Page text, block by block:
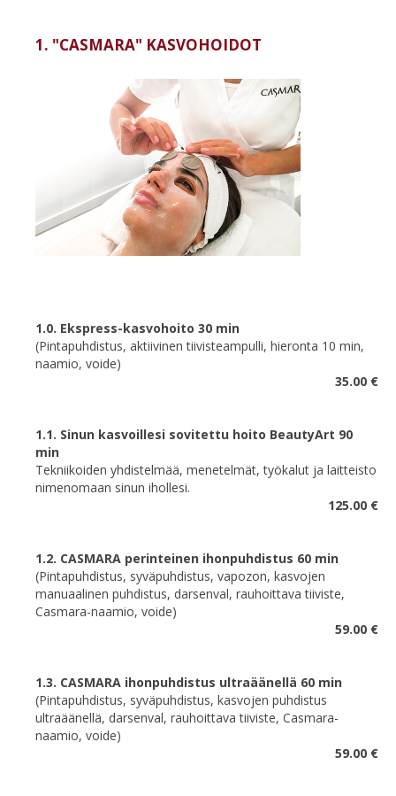
1. "CASMARA" KASVOHOIDOT
1.0. Ekspress-kasvohoito 30 min
(Pintapuhdistus, aktiivinen tiivisteampulli, hieronta 10 min,
naamio, voide)
35.00 €
1.1. Sinun kasvoillesi sovitettu hoito BeautyArt 90
min
Tekniikoiden yhdistelmää, menetelmät, työkalut ja laitteisto
nimenomaan sinun ihollesi.
125.00 €
1.2. СASMARA perinteinen ihonpuhdistus 60 min
(Pintapuhdistus, syväpuhdistus, vapozon, kasvojen
manuaalinen puhdistus, darsenval, rauhoittava tiiviste,
Casmara-naamio, voide)
59.00 €
1.3. CASMARA ihonpuhdistus ultraäänellä 60 min
(Pintapuhdistus, syväpuhdistus, kasvojen puhdistus
ultraäänellä, darsenval, rauhoittava tiiviste, Casmara-
naamio, voide)
59.00 €